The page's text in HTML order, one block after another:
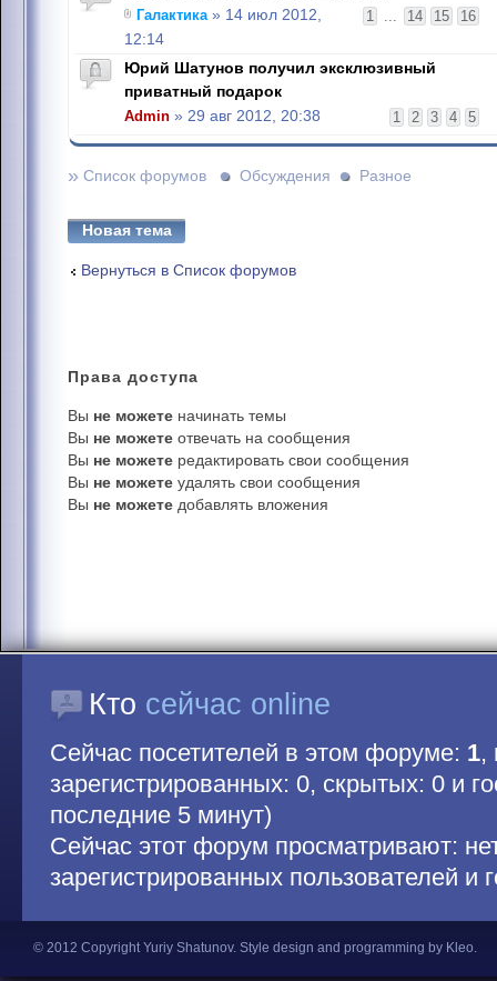
1 ... 14 15 16
Галактика» 14 июл 2012,
12:14
Юрий Шатунов получил эксклюзивный
приватный подарок
1 2 3 4 5
Admin » 29 авг 2012, 20:38
» Список форумов Обсуждения Разное
Новая тема
Вернуться в Список форумов
Права доступа
Вы не можете начинать темы
Вы не можете отвечать на сообщения
Вы не можете редактировать свои сообщения
Вы не можете удалять свои сообщения
Вы не можете добавлять вложения
Кто сейчас online
Сейчас посетителей в этом форуме: 1,
зарегистрированных: 0, скрытых: 0 и
последние 5 минут)
Сейчас этот форум просматривают:
зарегистрированных пользователей и
© 2012 Copyright Yuriy Shatunov. Style design and programming by Kleo.